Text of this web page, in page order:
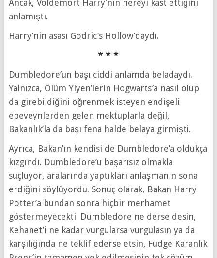
Ancak, Voldemort Harry’nin nereyi kast ettiğini
anlamıştı.
Harry’nin asası Godric’s Hollow’daydı.
* * *
Dumbledore’un başı ciddi anlamda beladaydı.
Yalnızca, Ölüm Yiyen’lerin Hogwarts’a nasıl olup
da girebildiğini öğrenmek isteyen endişeli
ebeveynlerden gelen mektuplarla değil,
Bakanlık’la da başı fena halde belaya girmişti.
Ayrıca, Bakan’ın kendisi de Dumbledore’a oldukça
kızgındı. Dumbledore’u başarısız olmakla
suçluyor, aralarında yaptıkları anlaşmanın sona
erdiğini söylüyordu. Sonuç olarak, Bakan Harry
Potter’a bundan sonra hiçbir merhamet
göstermeyecekti. Dumbledore ne derse desin,
Kehanet’i ne kadar vurgularsa vurgulasın ya da
karşılığında ne teklif ederse etsin, Fudge Karanlık